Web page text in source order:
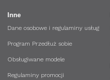
Inne
Dane osobowe i regulaminy usług
Program Przedłuż sobie
Obsługiwane modele
Regulaminy promocji